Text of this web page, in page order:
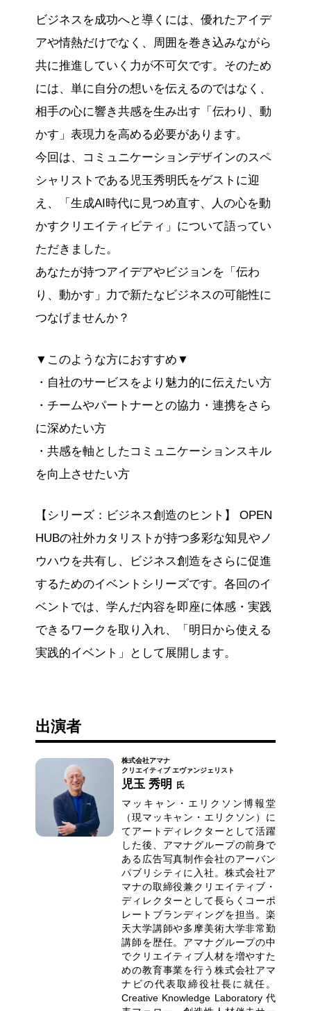
ビジネスを成功へと導くには、優れたアイデ
アや情熱だけでなく、周囲を巻き込みながら
共に推進していく力が不可欠です。そのため
には、単に自分の想いを伝えるのではなく、
相手の心に響き共感を生み出す「伝わり、動
かす」表現力を高める必要があります。
今回は、コミュニケーションデザインのスペ
シャリストである児玉秀明氏をゲストに迎
え、「生成AI時代に見つめ直す、人の心を動
かすクリエイティビティ」について語ってい
ただきました。
あなたが持つアイデアやビジョンを「伝わ
り、動かす」力で新たなビジネスの可能性に
つなげませんか？
▼このような方におすすめ▼
・自社のサービスをより魅力的に伝えたい方
・チームやパートナーとの協力・連携をさら
に深めたい方
・共感を軸としたコミュニケーションスキル
を向上させたい方
【シリーズ：ビジネス創造のヒント】 OPEN
HUBの社外カタリストが持つ多彩な知見やノ
ウハウを共有し、ビジネス創造をさらに促進
するためのイベントシリーズです。各回のイ
ベントでは、学んだ内容を即座に体感・実践
できるワークを取り入れ、「明日から使える
実践的イベント」として展開します。
出演者
株式会社アマナ
クリエイティブ エヴァンジェリスト
児玉 秀明 氏
マッキャン・エリクソン博報堂
（現マッキャン・エリクソン）に
てアートディレクターとして活躍
した後、アマナグループの前身で
ある広告写真制作会社のアーバン
パブリシティに入社。株式会社ア
マナの取締役兼クリエイティブ・
ディレクターとして長らくコーポ
レートブランディングを担当。楽
天大学講師や多摩美術大学非常勤
講師を歴任。アマナグループの中
でクリエイティブ人材を増やすた
めの教育事業を行う株式会社アマ
ナビの代表取締役社長に就任。
Creative Knowledge Laboratory 代